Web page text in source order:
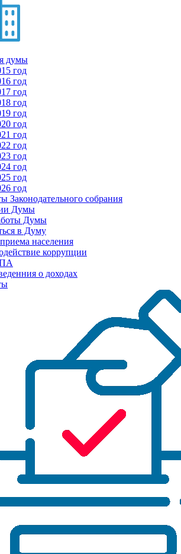
думы
год
год
год
год
год
год
год
год
год
год
год
год
Законодательного собрания
Думы
Думы
в Думу
населения
коррупции
о доходах